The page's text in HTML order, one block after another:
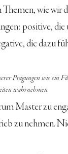
wie wir
positive,
die dazu
Prägungen wie ein
wahrnehmen.
Master zu
zu nehmen.